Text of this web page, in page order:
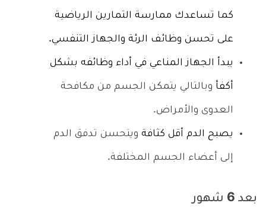
كما تساعدك ممارسة التمارين الرياضية
على تحسن وظائف الرئة والجهاز التنفسي.
يبدأ الجهاز المناعي في أداء وظائفه بشكل
أكفأ وبالتالي يتمكن الجسم من مكافحة
العدوى والأمراض.
يصبح الدم أقل كثافة ويتحسن تدفق الدم
إلى أعضاء الجسم المختلفة.
بعد 6 شهور